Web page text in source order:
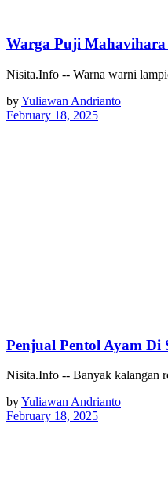
Warga Puji
Nisita.Info -- Warna warni
byYuliawan Andrianto
February 18, 2025
Penjual Pentol Ayam
Nisita.Info -- Banyak kalangan
byYuliawan Andrianto
February 18, 2025